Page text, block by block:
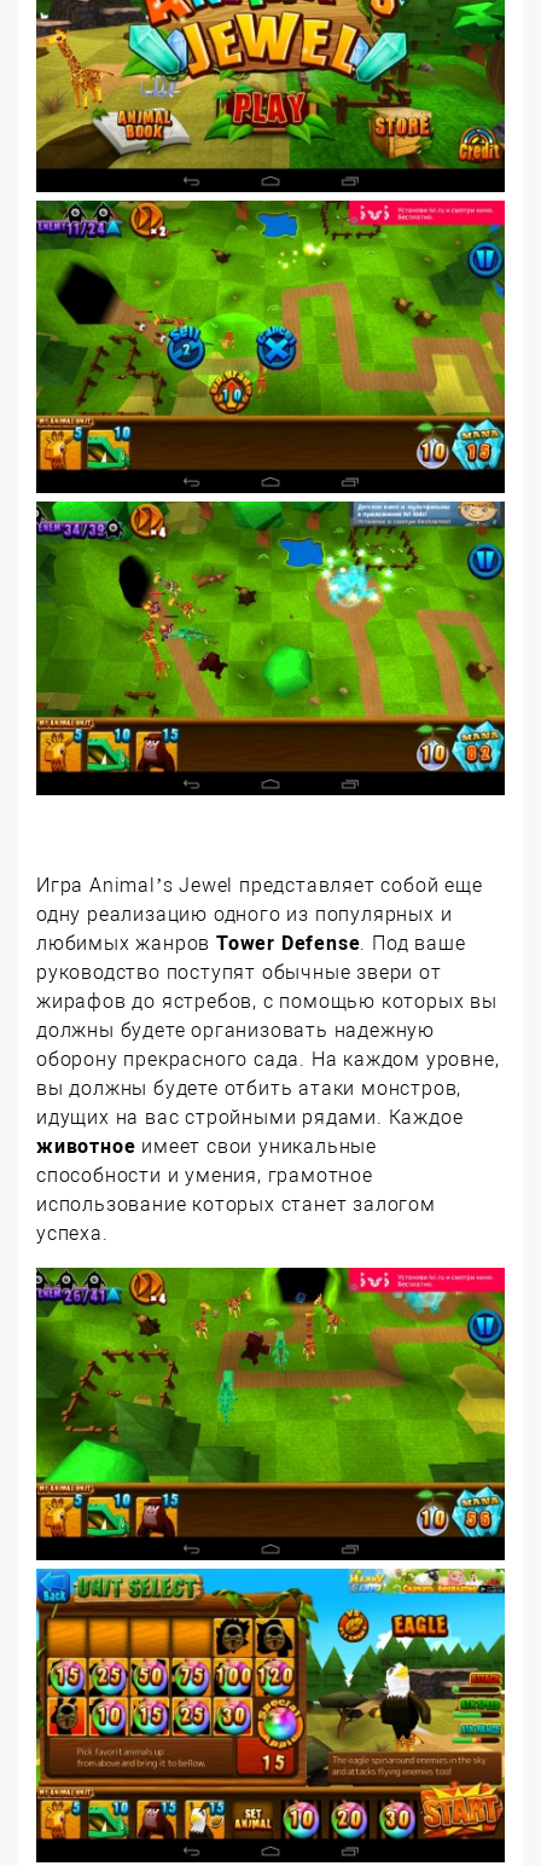
Игра Animal’s Jewel представляет собой еще
одну реализацию одного из популярных и
любимых жанровTower Defense . Под ваше
руководство поступят обычные звери от
жирафов до ястребов, с помощью которых вы
должны будете организовать надежную
оборону прекрасного сада. На каждом уровне,
вы должны будете отбить атаки монстров,
идущих на вас стройными рядами. Каждое
животное имеет свои уникальные
способности и умения, грамотное
использование которых станет залогом
успеха.